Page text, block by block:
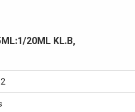
20ML KL.B,